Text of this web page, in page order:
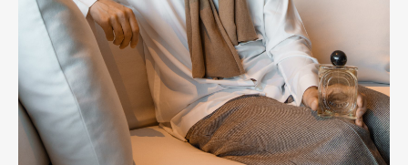
Pen Meet
Pen international Pen tw